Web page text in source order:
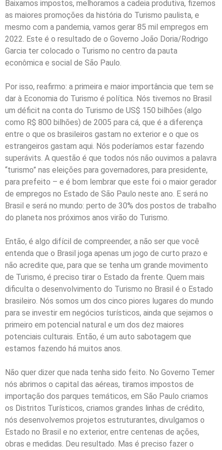
Baixamos impostos, melhoramos a cadeia produtiva, fizemos
as maiores promoções da história do Turismo paulista, e
mesmo com a pandemia, vamos gerar 85 mil empregos em
2022. Este é o resultado de o Governo João Doria/Rodrigo
Garcia ter colocado o Turismo no centro da pauta
econômica e social de São Paulo.
Por isso, reafirmo: a primeira e maior importância que tem se
dar à Economia do Turismo é política. Nós tivemos no Brasil
um déficit na conta do Turismo de US$ 150 bilhões (algo
como R$ 800 bilhões) de 2005 para cá, que é a diferença
entre o que os brasileiros gastam no exterior e o que os
estrangeiros gastam aqui. Nós poderíamos estar fazendo
superávits. A questão é que todos nós não ouvimos a palavra
“turismo” nas eleições para governadores, para presidente,
para prefeito – e é bom lembrar que este foi o maior gerador
de empregos no Estado de São Paulo neste ano. E será no
Brasil e será no mundo: perto de 30% dos postos de trabalho
do planeta nos próximos anos virão do Turismo.
Então, é algo difícil de compreender, a não ser que você
entenda que o Brasil joga apenas um jogo de curto prazo e
não acredite que, para que se tenha um grande movimento
de Turismo, é preciso tirar o Estado da frente. Quem mais
dificulta o desenvolvimento do Turismo no Brasil é o Estado
brasileiro. Nós somos um dos cinco piores lugares do mundo
para se investir em negócios turísticos, ainda que sejamos o
primeiro em potencial natural e um dos dez maiores
potenciais culturais. Então, é um auto sabotagem que
estamos fazendo há muitos anos.
Não quer dizer que nada tenha sido feito. No Governo Temer
nós abrimos o capital das aéreas, tiramos impostos de
importação dos parques temáticos, em São Paulo criamos
os Distritos Turísticos, criamos grandes linhas de crédito,
nós desenvolvemos projetos estruturantes, divulgamos o
Estado no Brasil e no exterior, entre centenas de ações,
obras e medidas. Deu resultado. Mas é preciso fazer o